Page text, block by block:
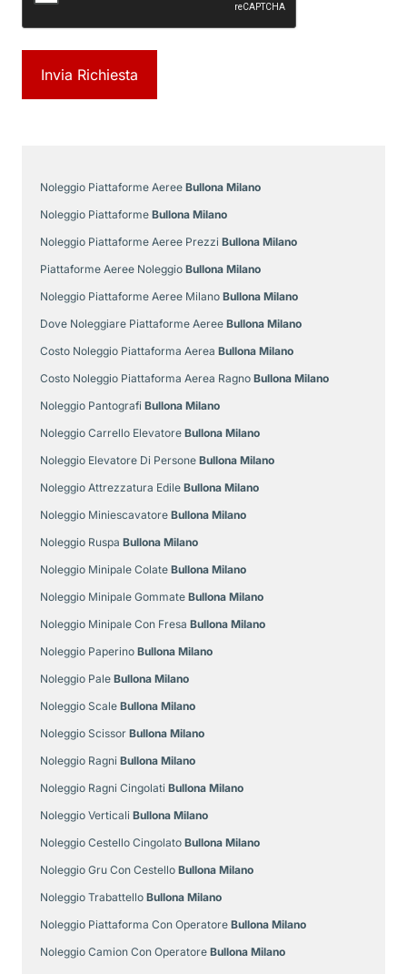
Noleggio Piattaforme Aeree Bullona Milano
Noleggio Piattaforme Bullona Milano
Noleggio Piattaforme Aeree Prezzi Bullona Milano
Piattaforme Aeree Noleggio Bullona Milano
Noleggio Piattaforme Aeree Milano Bullona Milano
Dove Noleggiare Piattaforme Aeree Bullona Milano
Costo Noleggio Piattaforma Aerea Bullona Milano
Costo Noleggio Piattaforma Aerea Ragno Bullona Milano
Noleggio Pantografi Bullona Milano
Noleggio Carrello Elevatore Bullona Milano
Noleggio Elevatore Di Persone Bullona Milano
Noleggio Attrezzatura Edile Bullona Milano
Noleggio Miniescavatore Bullona Milano
Noleggio Ruspa Bullona Milano
Noleggio Minipale Colate Bullona Milano
Noleggio Minipale Gommate Bullona Milano
Noleggio Minipale Con Fresa Bullona Milano
Noleggio Paperino Bullona Milano
Noleggio Pale Bullona Milano
Noleggio Scale Bullona Milano
Noleggio Scissor Bullona Milano
Noleggio Ragni Bullona Milano
Noleggio Ragni Cingolati Bullona Milano
Noleggio Verticali Bullona Milano
Noleggio Cestello Cingolato Bullona Milano
Noleggio Gru Con Cestello Bullona Milano
Noleggio Trabattello Bullona Milano
Noleggio Piattaforma Con Operatore Bullona Milano
Noleggio Camion Con Operatore Bullona Milano